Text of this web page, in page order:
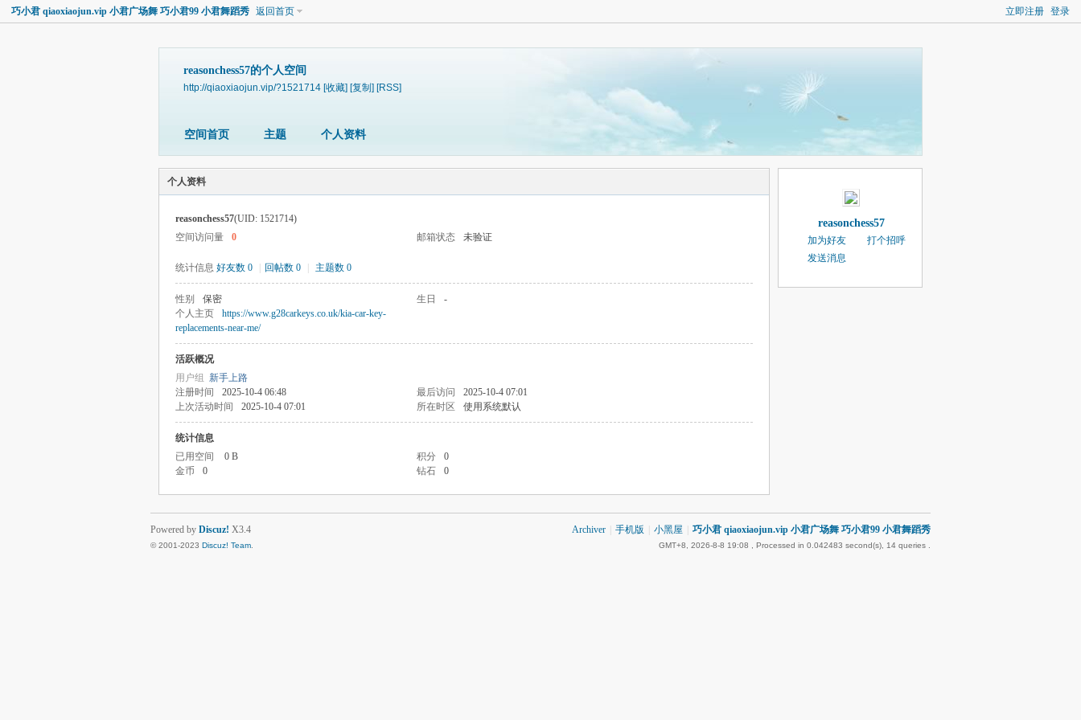
立即注册 登录
巧小君 qiaoxiaojun.vip 小君广场舞 巧小君99 小君舞蹈秀 返回首页
reasonchess57的个人空间
http://qiaoxiaojun.vip/?1521714 [收藏] [复制] [RSS]
空间首页 主题 个人资料
个人资料
reasonchess57(UID: 1521714)
空间访问量
0 邮箱状态 未验证
统计信息 好友数 0 回帖数 0 主题数 0
性别 保密 生日
-
个人主页
https://www.g28carkeys.co.uk/kia-car-key-
replacements-near-me/
活跃概况
用户组 新手上路
注册时间
2025-10-4 06:48 最后访问
2025-10-4 07:01
上次活动时间
2025-10-4 07:01 所在时区 使用系统默认
统计信息
已用空间
0 B 积分
0
金币
0 钻石 0
reasonchess57
加为好友
打个招呼
发送消息
Archiver 手机版 小黑屋 巧小君 qiaoxiaojun.vip 小君广场舞 巧小君99 小君舞蹈秀
GMT+8, 2026-8-8 19:08 , Processed in 0.042483 second(s), 14 queries .
Powered by Discuz! X3.4
© 2001-2023 Discuz! Team